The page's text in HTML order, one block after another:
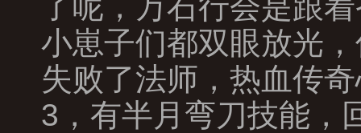
小崽子们都双眼放光
失败了法师，热血传
3，有半月弯刀技能，